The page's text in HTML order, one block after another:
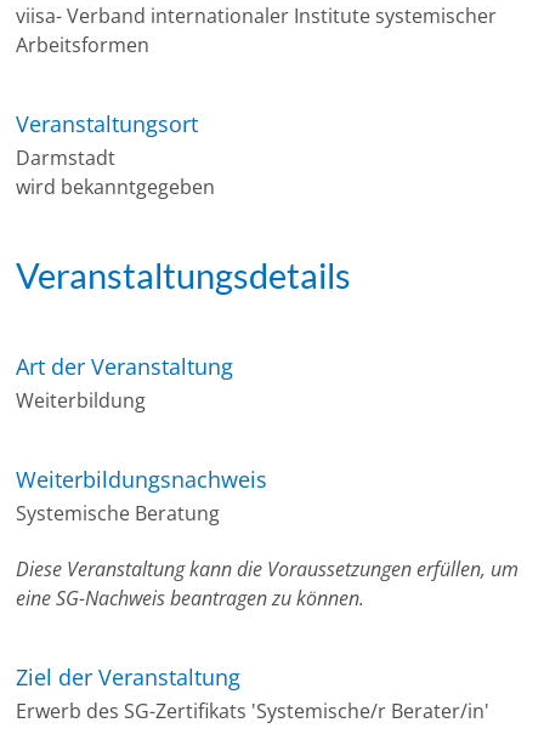
viisa- Verband internationaler Institute systemischer
Arbeitsformen
Veranstaltungsort
Darmstadt
wird bekanntgegeben
Veranstaltungsdetails
Art der Veranstaltung
Weiterbildung
Weiterbildungsnachweis
Systemische Beratung
Diese Veranstaltung kann die Voraussetzungen erfüllen, um
eine SG-Nachweis beantragen zu können.
Ziel der Veranstaltung
Erwerb des SG-Zertifikats 'Systemische/r Berater/in'